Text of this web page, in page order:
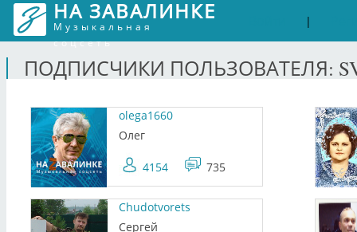
НА ЗАВАЛИНКЕ
Музыкальная
соцсеть
|
ПОДПИСЧИКИ ПОЛЬЗОВАТЕЛЯ:
olega1660
Олег
4154 735
Chudotvorets
Сергей